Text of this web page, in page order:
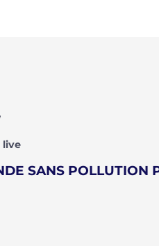
live
SANS POLLUTION